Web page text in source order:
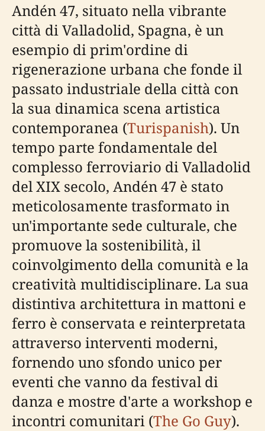
Andén 47, situato nella vibrante
città di Valladolid, Spagna, è un
esempio di prim'ordine di
rigenerazione urbana che fonde il
passato industriale della città con
la sua dinamica scena artistica
contemporanea (Turispanish). Un
tempo parte fondamentale del
complesso ferroviario di Valladolid
del XIX secolo, Andén 47 è stato
meticolosamente trasformato in
un'importante sede culturale, che
promuove la sostenibilità, il
coinvolgimento della comunità e la
creatività multidisciplinare. La sua
distintiva architettura in mattoni e
ferro è conservata e reinterpretata
attraverso interventi moderni,
fornendo uno sfondo unico per
eventi che vanno da festival di
danza e mostre d'arte a workshop e
incontri comunitari (The Go Guy).